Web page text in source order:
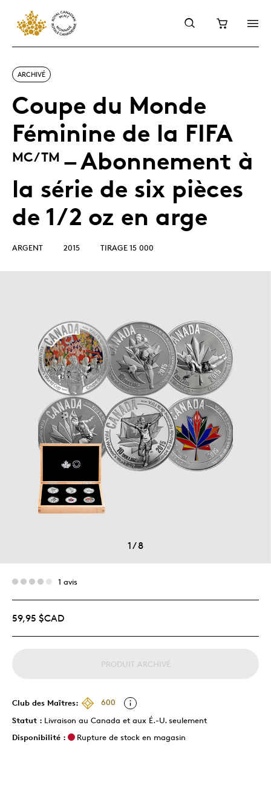
ARCHIVÉ
Coupe du Monde
Féminine de la FIFA
MC/TM – Abonnement à
la série de six pièces
de 1/2 oz en arge
ARGENT 2015 TIRAGE 15 000
1/8
1 avis
59,95 $CAD
PRODUIT ARCHIVÉ
Club des Maîtres:
600
Statut : Livraison au Canada et aux É.-U. seulement
Disponibilité :
Rupture de stock en magasin